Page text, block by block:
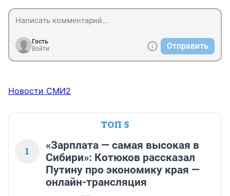
Гость
Войти
Отправить
Новости СМИ2
ТОП 5
1
«Зарплата — самая высокая в
Сибири»: Котюков рассказал
Путину про экономику края —
онлайн-трансляция